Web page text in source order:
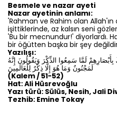
Besmele ve nazar ayeti
Nazar ayetinin anlamı:
'Rahman ve Rahim olan Allah'ın
işittiklerinde, az kalsın seni
'Bu bir mecnundur!' diyorlardı.
bir öğütten başka bir şey
Yazılışı:
بِأَبْصَارِهِمْ لَمَّا سَمِعُوا الذِّكْرَ وَيَقُولُونَ إِنَّهُ
لَمَجْنُونٌ وَمَا هُوَ إِلَّا ذِكْرٌ لِلْعَالَمِينَ
(Kalem / 51-52)
Hat: Ali Hüsrevoğlu
Yazı türü: Sülüs, Nesih, Jali
Tezhib: Emine Tokay